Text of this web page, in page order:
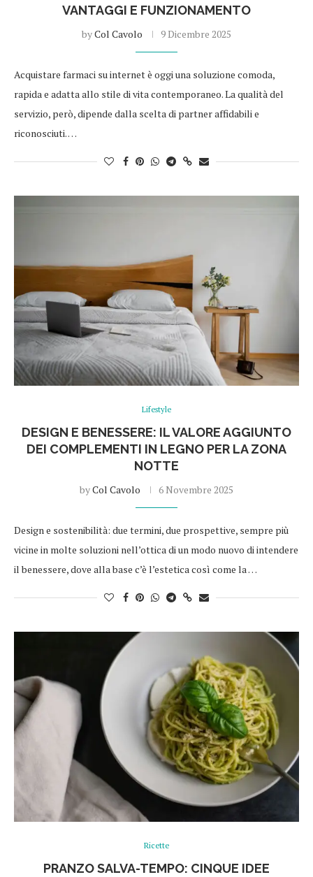
VANTAGGI E FUNZIONAMENTO
byCol Cavolo 9 Dicembre 2025
Acquistare farmaci su internet è oggi una soluzione comoda,
rapida e adatta allo stile di vita contemporaneo. La qualità del
servizio, però, dipende dalla scelta di partner affidabili e
riconosciuti. …
Lifestyle
DESIGN E BENESSERE: IL VALORE AGGIUNTO
DEI COMPLEMENTI IN LEGNO PER LA ZONA
NOTTE
byCol Cavolo 6 Novembre 2025
Design e sostenibilità: due termini, due prospettive, sempre più
vicine in molte soluzioni nell’ottica di un modo nuovo di intendere
il benessere, dove alla base c’è l’estetica così come la …
Ricette
PRANZO SALVA-TEMPO: CINQUE IDEE